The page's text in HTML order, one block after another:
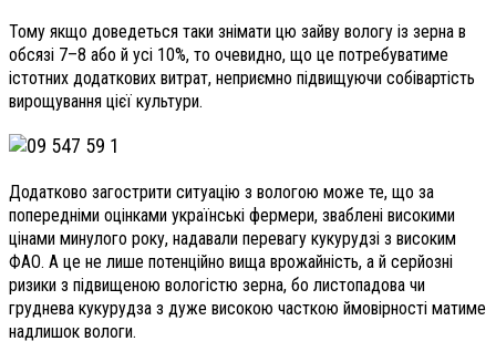
Тому якщо доведеться таки знімати цю зайву вологу із зерна в
обсязі 7–8 або й усі 10%, то очевидно, що це потребуватиме
істотних додаткових витрат, неприємно підвищуючи собівартість
вирощування цієї культури.
Додатково загострити ситуацію з вологою може те, що за
попередніми оцінками українські фермери, зваблені високими
цінами минулого року, надавали перевагу кукурудзі з високим
ФАО. А це не лише потенційно вища врожайність, а й серйозні
ризики з підвищеною вологістю зерна, бо листопадова чи
груднева кукурудза з дуже високою часткою ймовірності матиме
надлишок вологи.